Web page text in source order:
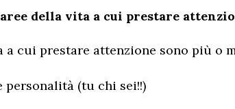
della vita a cui prestare
a cui prestare attenzione sono più o
personalità (tu chi sei!!)